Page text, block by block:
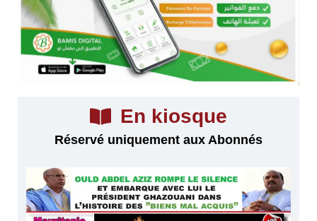
En kiosque
Réservé uniquement aux Abonnés